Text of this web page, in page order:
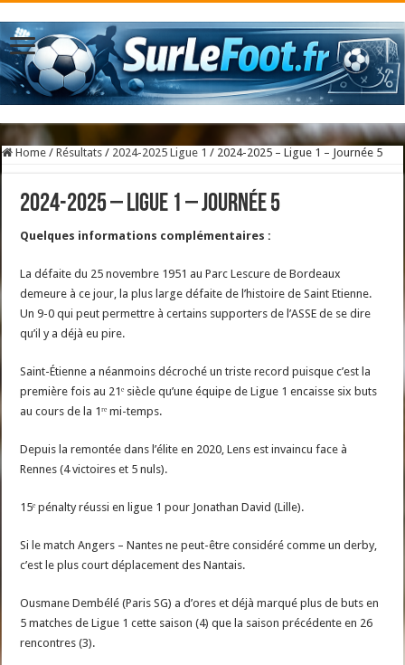
Home / Résultats / 2024-2025 Ligue 1 / 2024-2025 – Ligue 1 – Journée 5
2024-2025 – Ligue 1 – Journée 5
Quelques informations complémentaires :
La défaite du 25 novembre 1951 au Parc Lescure de Bordeaux
demeure à ce jour, la plus large défaite de l’histoire de Saint Etienne.
Un 9-0 qui peut permettre à certains supporters de l’ASSE de se dire
qu’il y a déjà eu pire.
Saint-Étienne a néanmoins décroché un triste record puisque c’est la
première fois au 21ᵉ siècle qu’une équipe de Ligue 1 encaisse six buts
au cours de la 1ʳᵉ mi-temps.
Depuis la remontée dans l’élite en 2020, Lens est invaincu face à
Rennes (4 victoires et 5 nuls).
15ᵉ pénalty réussi en ligue 1 pour Jonathan David (Lille).
Si le match Angers – Nantes ne peut-être considéré comme un derby,
c’est le plus court déplacement des Nantais.
Ousmane Dembélé (Paris SG) a d’ores et déjà marqué plus de buts en
5 matches de Ligue 1 cette saison (4) que la saison précédente en 26
rencontres (3).